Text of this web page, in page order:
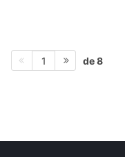
1 de 8